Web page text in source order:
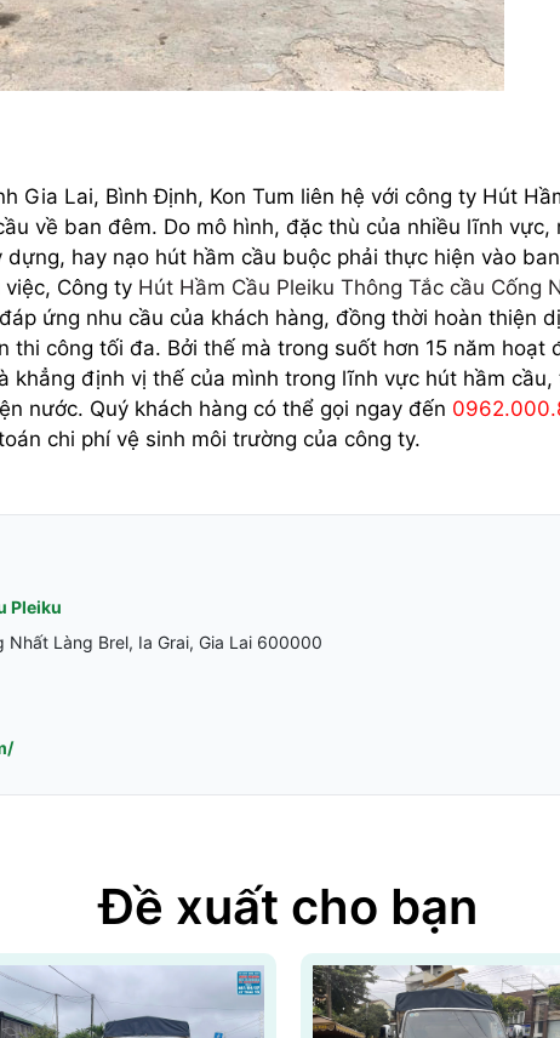
Gia Lai, Bình Định, Kon Tum liên hệ với công ty Hút
về ban đêm. Do mô hình, đặc thù của nhiều lĩnh vực,
hay nạo hút hầm cầu buộc phải thực hiện vào
Công ty Hút Hầm Cầu Pleiku Thông Tắc cầu Cống
ứng nhu cầu của khách hàng, đồng thời hoàn thiện
thi công tối đa. Bởi thế mà trong suốt hơn 15 năm hoạt
khẳng định vị thế của mình trong lĩnh vực hút hầm cầu,
nước. Quý khách hàng có thể gọi ngay đến
chi phí vệ sinh môi trường của công ty.
Pleiku
Làng Brel, Ia Grai, Gia Lai 600000
Đề xuất cho bạn